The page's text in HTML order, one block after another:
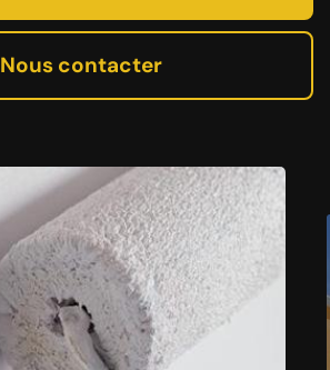
Nous contacter